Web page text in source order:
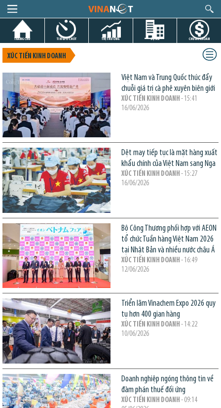
TRANG CHỦ TIN GIỜ CHÓT THỊ TRƯỜNG DỰ ÁN CHỨNG KHOÁN
XÚC TIẾN KINH DOANH
Việt Nam và Trung Quốc thúc đẩy
chuỗi giá trị cà phê xuyên biên giới
XÚC TIẾN KINH DOANH - 15:41
16/06/2026
Dệt may tiếp tục là mặt hàng xuất
khẩu chính của Việt Nam sang Nga
XÚC TIẾN KINH DOANH - 15:27
16/06/2026
Bộ Công Thương phối hợp với AEON
tổ chức Tuần hàng Việt Nam 2026
tại Nhật Bản và nhiều nước châu Á
XÚC TIẾN KINH DOANH - 16:49
12/06/2026
Triển lãm Vinachem Expo 2026 quy
tụ hơn 400 gian hàng
XÚC TIẾN KINH DOANH - 14:22
10/06/2026
Doanh nghiệp ngóng thông tin về
đàm phán thuế đối ứng
XÚC TIẾN KINH DOANH - 09:14